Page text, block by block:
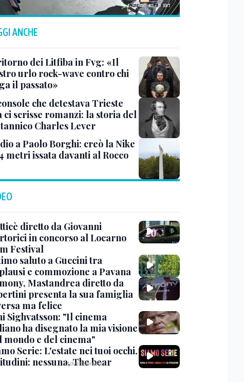
ANCHE
dei Litfiba in Fvg: «Il
urlo rock-wave contro chi
il passato»
che detestava Trieste
ci scrisse romanzi: la storia del
Charles Lever
a Paolo Borghi: creò la Nike
metri issata davanti al Rocco
diretto da Giovanni
in concorso al Locarno
Festival
saluto a Guccini tra
e commozione a Pavana
Mastandrea diretto da
presenta la sua famiglia
ma felice
Sighvatsson: "Il cinema
ha disegnato la mia visione
mondo e del cinema"
Serie: L'estate nei tuoi occhi,
nessuna, The bear